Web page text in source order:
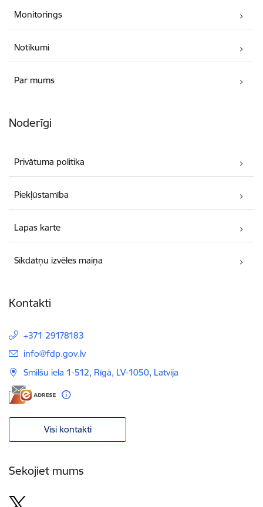
Monitorings
Notikumi
Par mums
Noderīgi
Privātuma politika
Piekļūstamība
Lapas karte
Sīkdatņu izvēles maiņa
Kontakti
+371 29178183
E-pasts:
info@fdp.gov.lv
Smilšu iela 1-512, Rīgā, LV-1050, Latvija
Visi kontakti
Sekojiet mums